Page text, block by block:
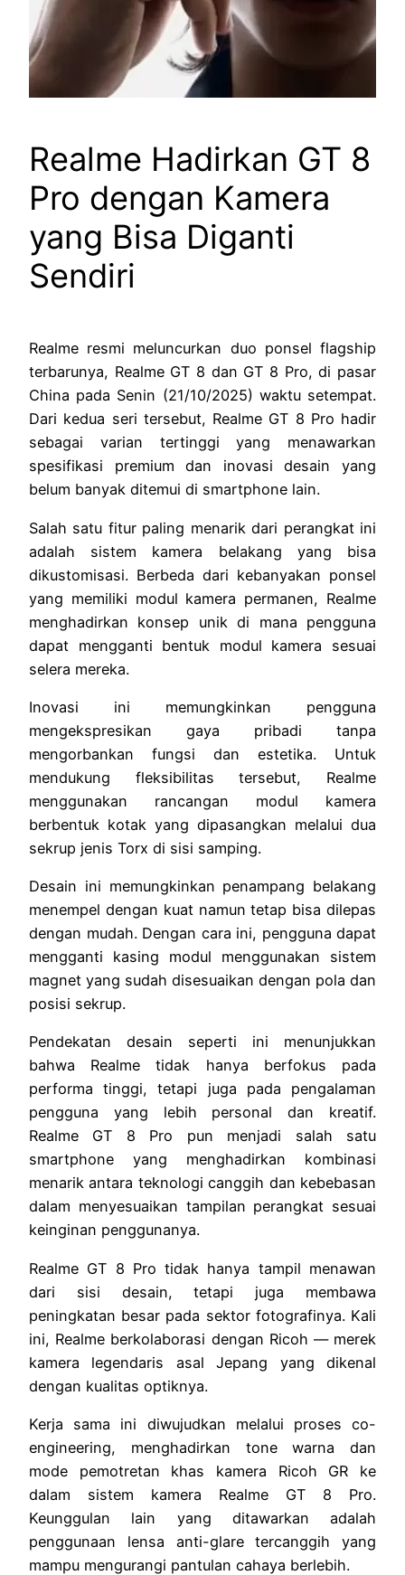
Realme Hadirkan GT 8
Pro dengan Kamera
yang Bisa Diganti
Sendiri
Realme resmi meluncurkan duo ponsel flagship
terbarunya, Realme GT 8 dan GT 8 Pro, di pasar
China pada Senin (21/10/2025) waktu setempat.
Dari kedua seri tersebut, Realme GT 8 Pro hadir
sebagai varian tertinggi yang menawarkan
spesifikasi premium dan inovasi desain yang
belum banyak ditemui di smartphone lain.
Salah satu fitur paling menarik dari perangkat ini
adalah sistem kamera belakang yang bisa
dikustomisasi. Berbeda dari kebanyakan ponsel
yang memiliki modul kamera permanen, Realme
menghadirkan konsep unik di mana pengguna
dapat mengganti bentuk modul kamera sesuai
selera mereka.
Inovasi ini memungkinkan pengguna
mengekspresikan gaya pribadi tanpa
mengorbankan fungsi dan estetika. Untuk
mendukung fleksibilitas tersebut, Realme
menggunakan rancangan modul kamera
berbentuk kotak yang dipasangkan melalui dua
sekrup jenis Torx di sisi samping.
Desain ini memungkinkan penampang belakang
menempel dengan kuat namun tetap bisa dilepas
dengan mudah. Dengan cara ini, pengguna dapat
mengganti kasing modul menggunakan sistem
magnet yang sudah disesuaikan dengan pola dan
posisi sekrup.
Pendekatan desain seperti ini menunjukkan
bahwa Realme tidak hanya berfokus pada
performa tinggi, tetapi juga pada pengalaman
pengguna yang lebih personal dan kreatif.
Realme GT 8 Pro pun menjadi salah satu
smartphone yang menghadirkan kombinasi
menarik antara teknologi canggih dan kebebasan
dalam menyesuaikan tampilan perangkat sesuai
keinginan penggunanya.
Realme GT 8 Pro tidak hanya tampil menawan
dari sisi desain, tetapi juga membawa
peningkatan besar pada sektor fotografinya. Kali
ini, Realme berkolaborasi dengan Ricoh — merek
kamera legendaris asal Jepang yang dikenal
dengan kualitas optiknya.
Kerja sama ini diwujudkan melalui proses co-
engineering, menghadirkan tone warna dan
mode pemotretan khas kamera Ricoh GR ke
dalam sistem kamera Realme GT 8 Pro.
Keunggulan lain yang ditawarkan adalah
penggunaan lensa anti-glare tercanggih yang
mampu mengurangi pantulan cahaya berlebih.